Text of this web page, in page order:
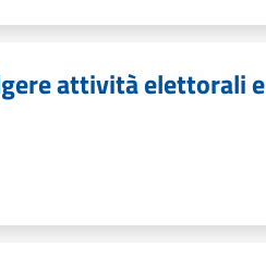
attività elettorali e